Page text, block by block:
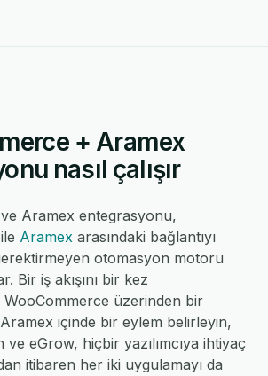
+ Aramex
nasıl çalışır
Aramex entegrasyonu,
ile Aramex arasındaki bağlantıyı
otomasyon motoru
Bir iş akışını bir kez
üzerinden bir
içinde bir eylem belirleyin,
ve eGrow, hiçbir yazılımcıya ihtiyaç
itibaren her iki uygulamayı da